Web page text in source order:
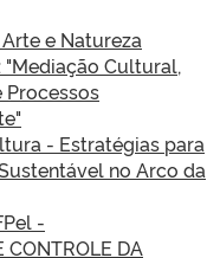
e Natureza
Cultural,
Processos
- Estratégias para
no Arco da
-
CONTROLE DA